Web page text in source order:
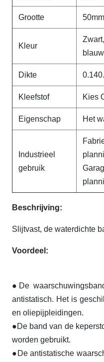
Grootte
Kleur
Dikte
Kleefstof Kies
Eigenschap Het
Industrieel
gebruik
Beschrijving:
Slijtvast, de waterdichte
Voordeel:
● De
antistatisch. Het is
en oliepijpleidingen.
●De band van de
worden gebruikt.
●De antistatische